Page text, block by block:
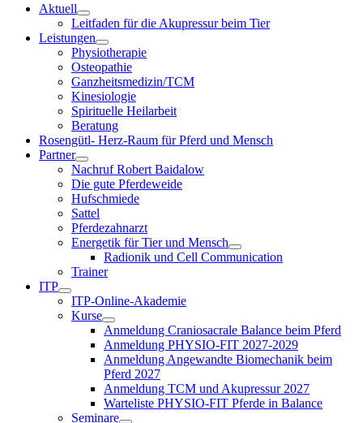
Aktuell
Show
Aktuell
submenu
Hide
Aktuell
submenu
Leitfaden für die Akupressur beim Tier
Leistungen
Show
Leistungen
submenu
Hide
Leistungen
submenu
Physiotherapie
Osteopathie
Ganzheitsmedizin/TCM
Kinesiologie
Spirituelle Heilarbeit
Beratung
Rosengütl- Herz-Raum für Pferd und Mensch
Partner
Show
Partner
submenu
Hide
Partner
submenu
Nachruf Robert Baidalow
Die gute Pferdeweide
Hufschmiede
Sattel
Pferdezahnarzt
Energetik für Tier und Mensch
Show
Energetik
submenu
Hide
Energetik
submenu
Radionik und Cell Communication
Trainer
ITP
Show
ITP
submenu
Hide
ITP
submenu
ITP-Online-Akademie
Kurse
Show
Kurse
submenu
Hide
Kurse
submenu
Anmeldung Craniosacrale Balance beim Pferd
Anmeldung PHYSIO-FIT 2027-2029
Anmeldung Angewandte Biomechanik beim
Pferd 2027
Anmeldung TCM und Akupressur 2027
Warteliste PHYSIO-FIT Pferde in Balance
Seminare